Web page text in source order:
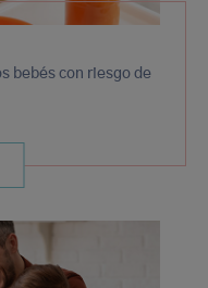
bebés con riesgo de